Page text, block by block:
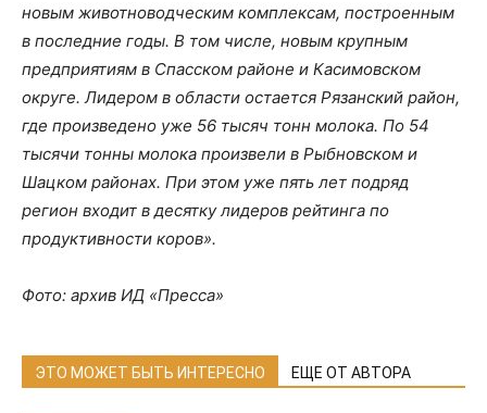
новым животноводческим комплексам, построенным
в последние годы. В том числе, новым крупным
предприятиям в Спасском районе и Касимовском
округе. Лидером в области остается Рязанский район,
где произведено уже 56 тысяч тонн молока. По 54
тысячи тонны молока произвели в Рыбновском и
Шацком районах. При этом уже пять лет подряд
регион входит в десятку лидеров рейтинга по
продуктивности коров».
Фото: архив ИД «Пресса»
ЭТО МОЖЕТ БЫТЬ ИНТЕРЕСНО ЕЩЕ ОТ АВТОРА